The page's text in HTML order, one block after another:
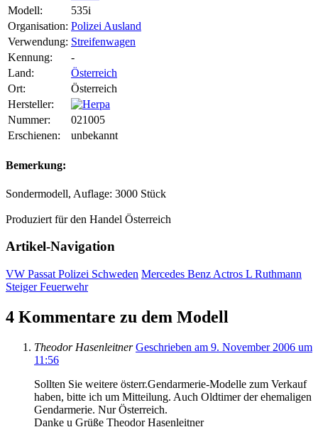
Modell:
535i
Organisation: Polizei Ausland
Verwendung: Streifenwagen
Kennung:
-
Land:
Österreich
Ort:
Österreich
Hersteller:
Nummer:
021005
Erschienen:
unbekannt
Bemerkung:
Sondermodell, Auflage: 3000 Stück
Produziert für den Handel Österreich
Artikel-Navigation
VW Passat Polizei Schweden Mercedes Benz Actros L Ruthmann
Steiger Feuerwehr
4 Kommentare zu dem Modell
Theodor HasenleitnerGeschrieben am 9. November 2006 um
11:56
Sollten Sie weitere österr.Gendarmerie-Modelle zum Verkauf
haben, bitte ich um Mitteilung. Auch Oldtimer der ehemaligen
Gendarmerie. Nur Österreich.
Danke u Grüße Theodor Hasenleitner